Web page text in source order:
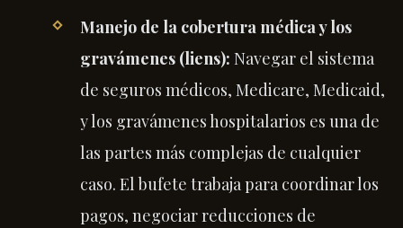
Manejo de la cobertura médica y los
gravámenes (liens): Navegar el sistema
de seguros médicos, Medicare, Medicaid,
y los gravámenes hospitalarios es una de
las partes más complejas de cualquier
caso. El bufete trabaja para coordinar los
pagos, negociar reducciones de